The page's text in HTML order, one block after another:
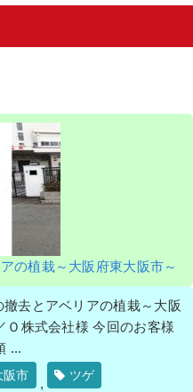
の植栽～大阪府東大阪市～
去とアベリアの植栽～大阪
Ｏ株式会社様 今回のお客様
...
阪市
,
ツゲ